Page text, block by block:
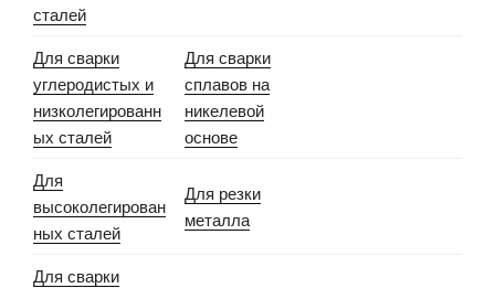
сталей
Для сварки
углеродистых и
низколегированн
ых сталей
Для сварки
сплавов на
никелевой
основе
Для
высоколегирован
ных сталей
Для резки
металла
Для сварки